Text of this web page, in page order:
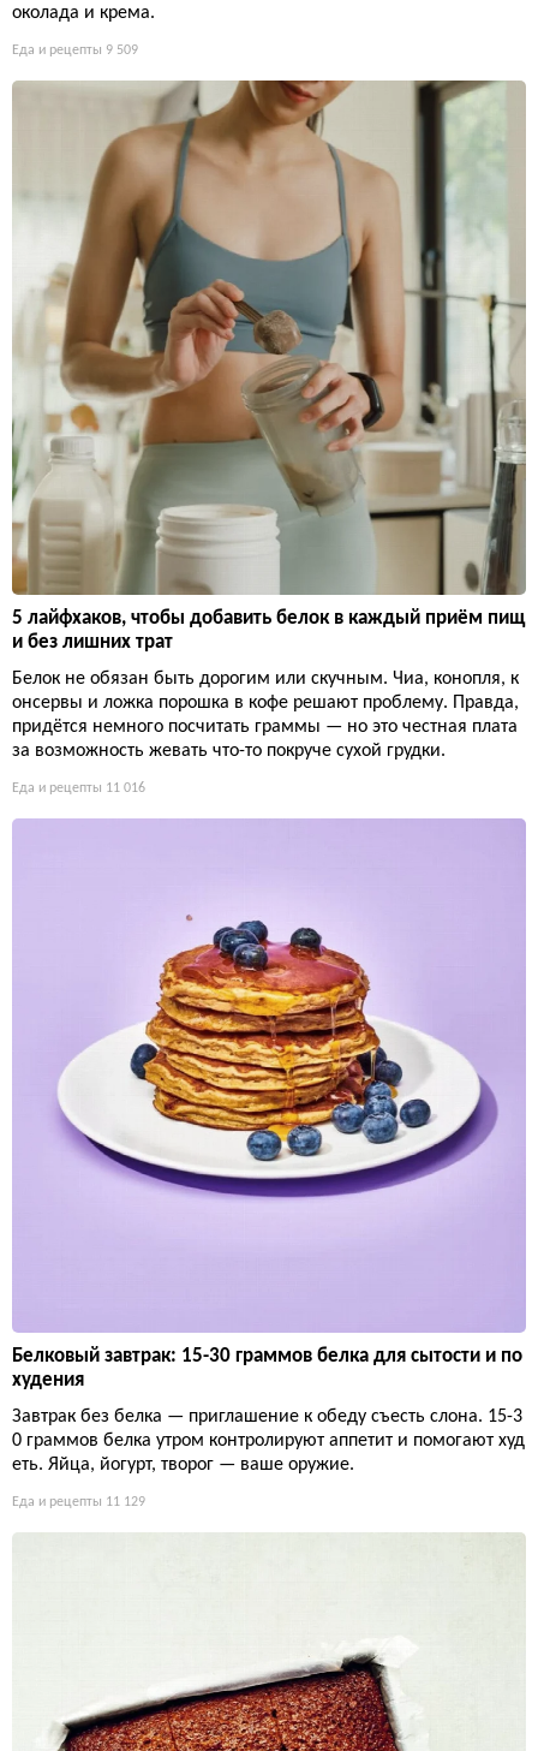
околада и крема.
Еда и рецепты 9 509
5 лайфхаков, чтобы добавить белок в каждый приём пищ
и без лишних трат
Белок не обязан быть дорогим или скучным. Чиа, конопля, к
онсервы и ложка порошка в кофе решают проблему. Правда,
придётся немного посчитать граммы — но это честная плата
за возможность жевать что-то покруче сухой грудки.
Еда и рецепты 11 016
Белковый завтрак: 15-30 граммов белка для сытости и по
худения
Завтрак без белка — приглашение к обеду съесть слона. 15-3
0 граммов белка утром контролируют аппетит и помогают худ
еть. Яйца, йогурт, творог — ваше оружие.
Еда и рецепты 11 129